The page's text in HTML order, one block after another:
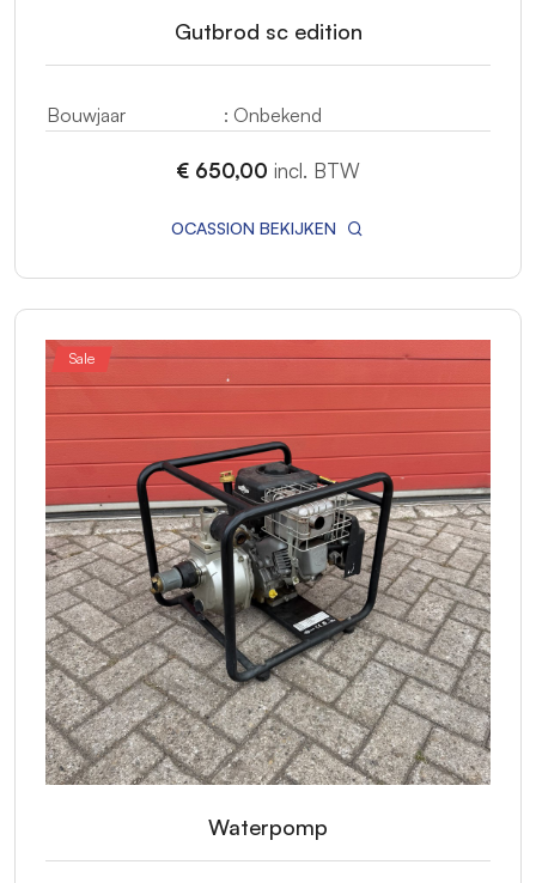
Gutbrod sc edition
Bouwjaar : Onbekend
€ 650,00 incl. BTW
OCASSION BEKIJKEN
Sale
Waterpomp